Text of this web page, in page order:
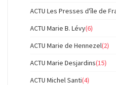
ACTU Les Presses d'île de
ACTU Marie B. Lévy(6)
ACTU Marie de Hennezel(2)
ACTU Marie Desjardins(15)
ACTU Michel Santi(4)